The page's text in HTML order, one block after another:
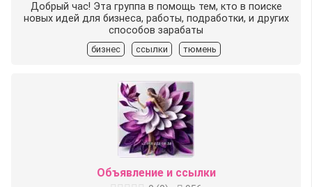
Добрый час! Эта группа в помощь тем, кто в поиске
новых идей для бизнеса, работы, подработки, и других
способов зарабаты
бизнес ссылки тюмень
Объявление и ссылки